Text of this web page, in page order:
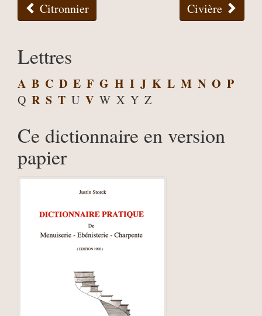
Citronnier Civière
Lettres
A B C D E F G H I J K L M N O P
Q R S T U V W X Y Z
Ce dictionnaire en version
papier